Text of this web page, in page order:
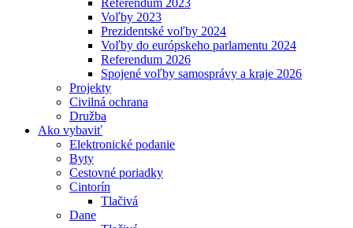
Referendum 2023
Voľby 2023
Prezidentské voľby 2024
Voľby do európskeho parlamentu 2024
Referendum 2026
Spojené voľby samosprávy a kraje 2026
Projekty
Civilná ochrana
Družba
Ako vybaviť
Elektronické podanie
Byty
Cestovné poriadky
Cintorín
Tlačivá
Dane